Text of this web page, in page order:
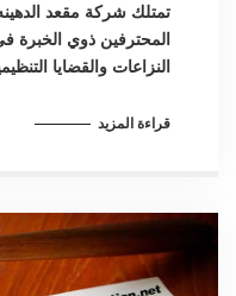
تمتلك شركة مقعد
المحترفين ذوي
النزاعات والقضايا
قراءة المزيد